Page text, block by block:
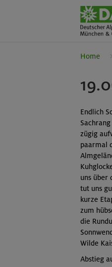
Home
Endlich
zügig
paarmal
uns über
tut uns
kurze
zum
die
Wilde
Abstieg